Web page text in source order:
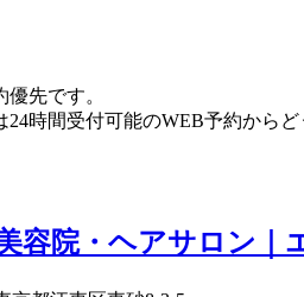
先です。
24時間受付可能のWEB予約からど